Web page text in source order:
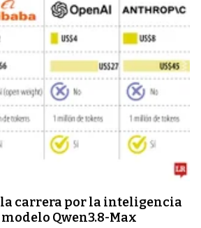
carrera por la inteligencia
Qwen3.8-Max